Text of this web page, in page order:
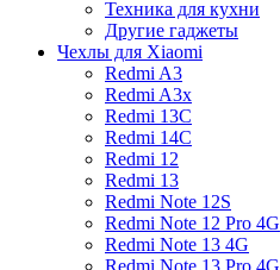
Техника для кухни
Другие гаджеты
Чехлы для Xiaomi
Redmi A3
Redmi A3x
Redmi 13C
Redmi 14C
Redmi 12
Redmi 13
Redmi Note 12S
Redmi Note 12 Pro 4G
Redmi Note 13 4G
Redmi Note 13 Pro 4G